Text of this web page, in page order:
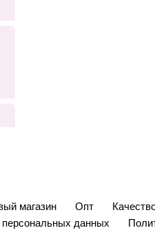
магазин Опт
персональных данных